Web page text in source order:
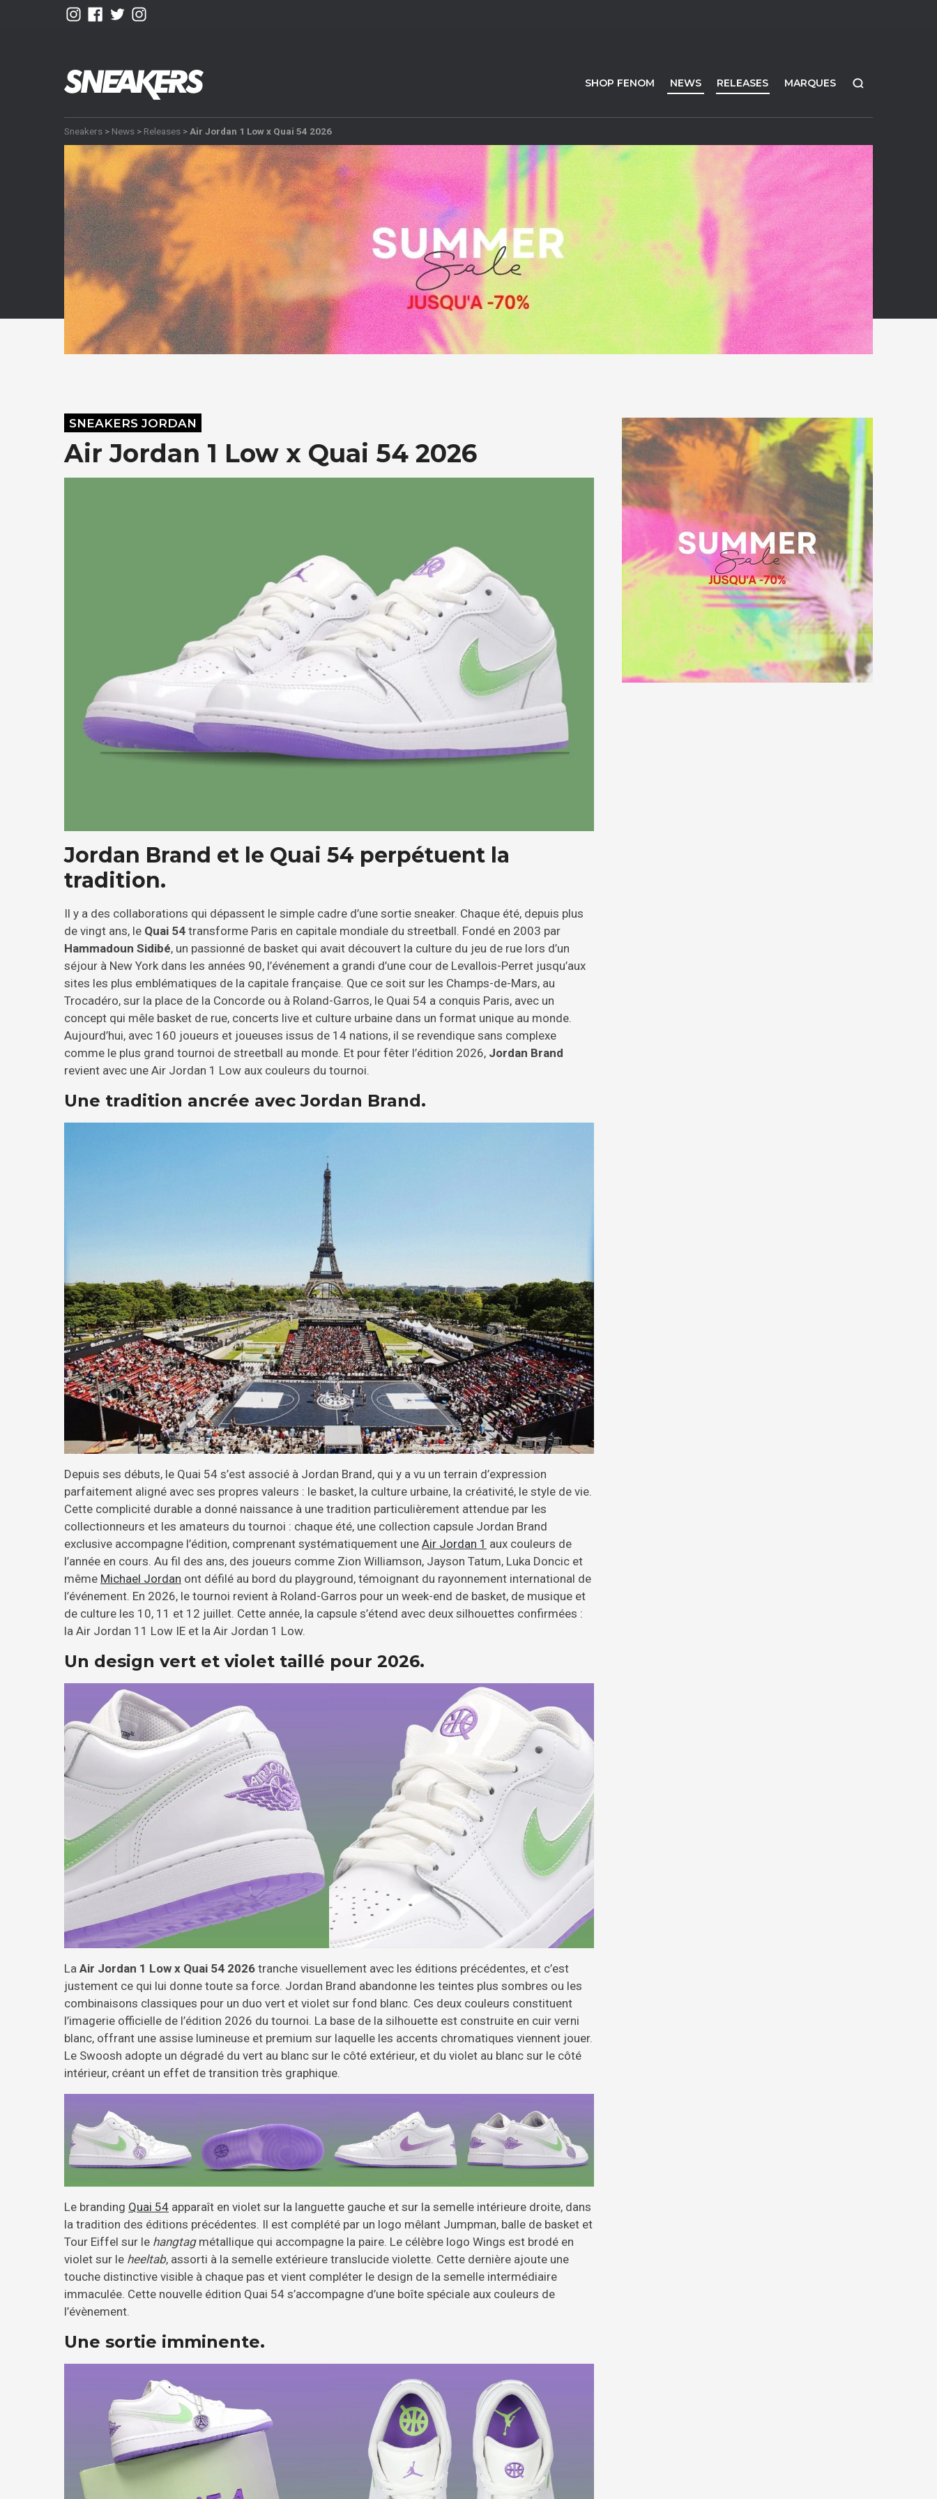
SHOP FENOM NEWS RELEASES MARQUES
Sneakers > News > Releases > Air Jordan 1 Low x Quai 54 2026
SNEAKERS JORDAN
Air Jordan 1 Low x Quai 54 2026
Jordan Brand et le Quai 54 perpétuent la
tradition.
Il y a des collaborations qui dépassent le simple cadre d’une sortie sneaker. Chaque été, depuis plus
de vingt ans, le Quai 54 transforme Paris en capitale mondiale du streetball. Fondé en 2003 par
Hammadoun Sidibé, un passionné de basket qui avait découvert la culture du jeu de rue lors d’un
séjour à New York dans les années 90, l’événement a grandi d’une cour de Levallois-Perret jusqu’aux
sites les plus emblématiques de la capitale française. Que ce soit sur les Champs-de-Mars, au
Trocadéro, sur la place de la Concorde ou à Roland-Garros, le Quai 54 a conquis Paris, avec un
concept qui mêle basket de rue, concerts live et culture urbaine dans un format unique au monde.
Aujourd’hui, avec 160 joueurs et joueuses issus de 14 nations, il se revendique sans complexe
comme le plus grand tournoi de streetball au monde. Et pour fêter l’édition 2026, Jordan Brand
revient avec une Air Jordan 1 Low aux couleurs du tournoi.
Une tradition ancrée avec Jordan Brand.
Depuis ses débuts, le Quai 54 s’est associé à Jordan Brand, qui y a vu un terrain d’expression
parfaitement aligné avec ses propres valeurs : le basket, la culture urbaine, la créativité, le style de vie.
Cette complicité durable a donné naissance à une tradition particulièrement attendue par les
collectionneurs et les amateurs du tournoi : chaque été, une collection capsule Jordan Brand
exclusive accompagne l’édition, comprenant systématiquement une Air Jordan 1 aux couleurs de
l’année en cours. Au fil des ans, des joueurs comme Zion Williamson, Jayson Tatum, Luka Doncic et
même Michael Jordan ont défilé au bord du playground, témoignant du rayonnement international de
l’événement. En 2026, le tournoi revient à Roland-Garros pour un week-end de basket, de musique et
de culture les 10, 11 et 12 juillet. Cette année, la capsule s’étend avec deux silhouettes confirmées :
la Air Jordan 11 Low IE et la Air Jordan 1 Low.
Un design vert et violet taillé pour 2026.
La Air Jordan 1 Low x Quai 54 2026 tranche visuellement avec les éditions précédentes, et c’est
justement ce qui lui donne toute sa force. Jordan Brand abandonne les teintes plus sombres ou les
combinaisons classiques pour un duo vert et violet sur fond blanc. Ces deux couleurs constituent
l’imagerie officielle de l’édition 2026 du tournoi. La base de la silhouette est construite en cuir verni
blanc, offrant une assise lumineuse et premium sur laquelle les accents chromatiques viennent jouer.
Le Swoosh adopte un dégradé du vert au blanc sur le côté extérieur, et du violet au blanc sur le côté
intérieur, créant un effet de transition très graphique.
Le branding Quai 54 apparaît en violet sur la languette gauche et sur la semelle intérieure droite, dans
la tradition des éditions précédentes. Il est complété par un logo mêlant Jumpman, balle de basket et
Tour Eiffel sur le hangtagmétallique qui accompagne la paire. Le célèbre logo Wings est brodé en
violet sur le heeltab, assorti à la semelle extérieure translucide violette. Cette dernière ajoute une
touche distinctive visible à chaque pas et vient compléter le design de la semelle intermédiaire
immaculée. Cette nouvelle édition Quai 54 s’accompagne d’une boîte spéciale aux couleurs de
l’évènement.
Une sortie imminente.